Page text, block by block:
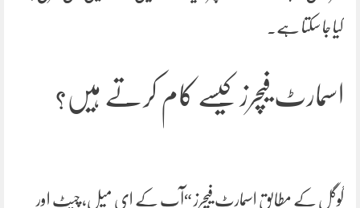
کیا جا سکتا ہے۔
اسمارٹ فیچرز کیسے کام کرتے ہیں؟
گوگل کے مطابق اسمارٹ فیچرز “آپ کے ای میل، چیٹ اور